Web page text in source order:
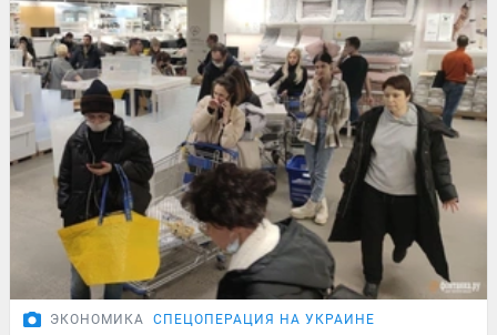
ЭКОНОМИКА СПЕЦОПЕРАЦИЯ НА УКРАИНЕ